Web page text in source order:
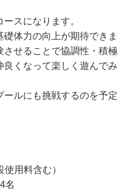
スになります。
体力の向上が期待できま
せることで協調性・積極
くなって楽しく遊んでみ
ルにも挑戦するのを予定
用料含む）
名